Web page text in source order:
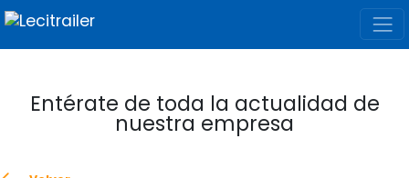
Entérate de toda la actualidad de
nuestra empresa